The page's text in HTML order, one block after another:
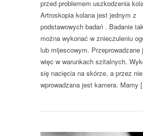
przed problemem uszkodzenia
Artroskopia kolana jest jednym z
podstawowych badań . Badanie
można wykonać w znieczuleniu
lub mijescowym. Przeprowadzane
więc w warunkach szitalnych.
się nacięcia na skórze, a przez nie
wprowadzana jest kamera. Mamy